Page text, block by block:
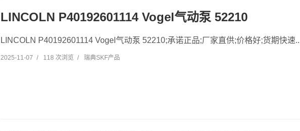
LINCOLN P40192601114 Vogel气动泵 52210
LINCOLN P40192601114 Vogel气动泵 52210;承诺正品;厂家直供;价格好;货期快速
2025-11-07 / 118 次浏览 / 瑞典SKF产品